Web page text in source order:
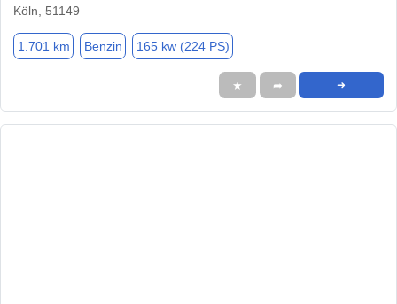
Köln, 51149
1.701 km Benzin 165 kw (224 PS)
★ ➦ ➜